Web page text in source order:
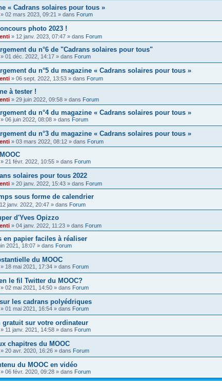
« Cadrans solaires pour tous »
» 02 mars 2023, 09:21 » dans Forum
photo 2023 !
» 12 janv. 2023, 07:47 » dans Forum
du n°6 de "Cadrans solaires pour tous"
» 01 déc. 2022, 14:17 » dans Forum
du n°5 du magazine « Cadrans solaires pour tous »
» 06 sept. 2022, 13:53 » dans Forum
à tester !
» 29 juin 2022, 09:58 » dans Forum
du n°4 du magazine « Cadrans solaires pour tous »
» 06 juin 2022, 08:08 » dans Forum
du n°3 du magazine « Cadrans solaires pour tous »
» 03 mars 2022, 08:12 » dans Forum
» 21 févr. 2022, 10:55 » dans Forum
solaires pour tous 2022
» 20 janv. 2022, 15:43 » dans Forum
sous forme de calendrier
janv. 2022, 20:47 » dans Forum
d'Yves Opizzo
» 04 janv. 2022, 11:23 » dans Forum
en papier faciles à réaliser
2021, 18:07 » dans Forum
du MOOC
» 18 mai 2021, 17:34 » dans Forum
le fil Twitter du MOOC?
» 02 mai 2021, 14:50 » dans Forum
les cadrans polyédriques
» 01 mai 2021, 16:54 » dans Forum
gratuit sur votre ordinateur
» 11 janv. 2021, 14:58 » dans Forum
chapitres du MOOC
» 20 avr. 2020, 16:26 » dans Forum
du MOOC en vidéo
» 06 févr. 2020, 09:28 » dans Forum